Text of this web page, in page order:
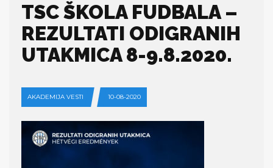
TSC ŠKOLA FUDBALA –
REZULTATI ODIGRANIH
UTAKMICA 8-9.8.2020.
AKADEMIJA VESTI 10-08-2020